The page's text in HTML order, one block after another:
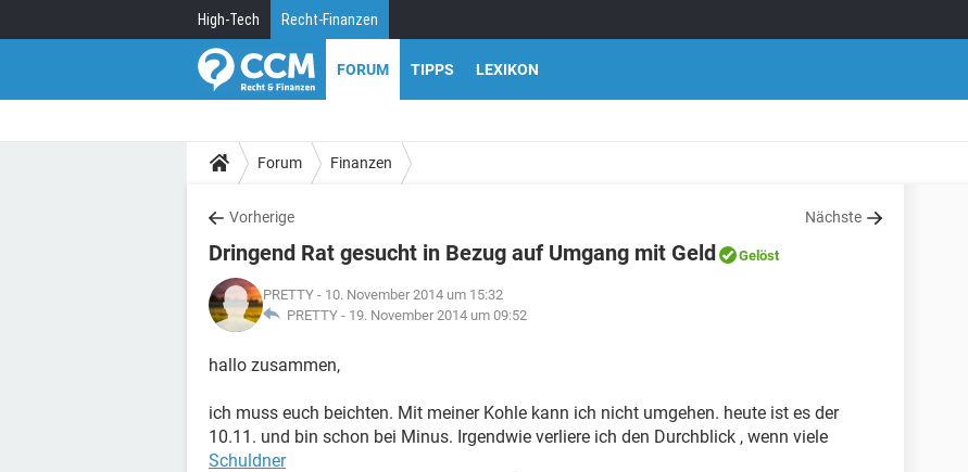
High-Tech Recht-Finanzen
FORUM TIPPS LEXIKON
Forum Finanzen
Vorherige Nächste
Dringend Rat gesucht in Bezug auf Umgang mit Geld Gelöst
PRETTY - 10. November 2014 um 15:32
PRETTY - 19. November 2014 um 09:52
hallo zusammen,
ich muss euch beichten. Mit meiner Kohle kann ich nicht umgehen. heute ist es der
10.11. und bin schon bei Minus. Irgendwie verliere ich den Durchblick , wenn viele
Schuldner